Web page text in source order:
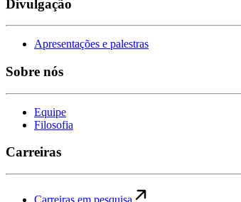
Divulgação
Apresentações e palestras
Sobre nós
Equipe
Filosofia
Carreiras
Carreiras em pesquisa